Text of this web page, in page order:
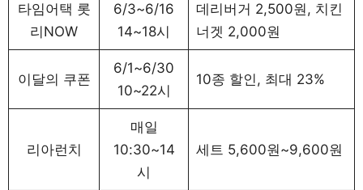
타임어택 롯
리NOW
6/3~6/16
14~18시
데리버거 2,500원, 치킨
너겟 2,000원
이달의 쿠폰
6/1~6/30
10~22시
10종 할인, 최대 23%
리아런치
매일
10:30~14
시
세트 5,600원~9,600원